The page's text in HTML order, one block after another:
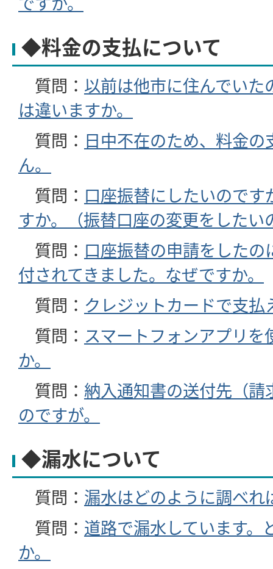
◆料金の支払について
質問： 以前は他市に住んでいた
は違いますか。
質問： 日中不在のため、料金
ん。
質問： 口座振替にしたいので
すか。（振替口座の変更をしたい
質問： 口座振替の申請をした
付されてきました。なぜですか。
質問： クレジットカードで支払
質問： スマートフォンアプリを
か。
質問： 納入通知書の送付先（
のですが。
◆漏水について
質問： 漏水はどのように調べれ
質問： 道路で漏水しています。
か。